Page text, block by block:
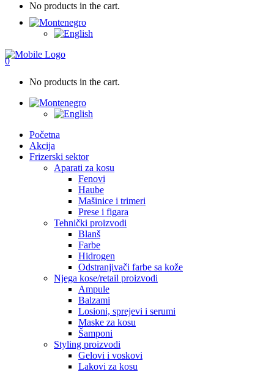
No products in the cart.
0
No products in the cart.
Početna
Akcija
Frizerski sektor
Aparati za kosu
Fenovi
Haube
Mašinice i trimeri
Prese i figara
Tehnički proizvodi
Blanš
Farbe
Hidrogen
Odstranjivači farbe sa kože
Njega kose/retail proizvodi
Ampule
Balzami
Losioni, sprejevi i serumi
Maske za kosu
Šamponi
Styling proizvodi
Gelovi i voskovi
Lakovi za kosu